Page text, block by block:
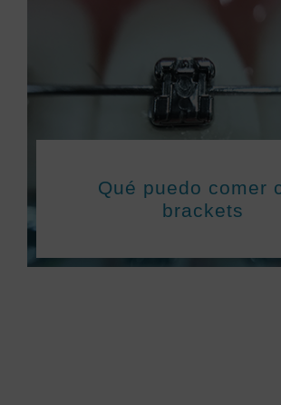
Qué puedo comer
brackets